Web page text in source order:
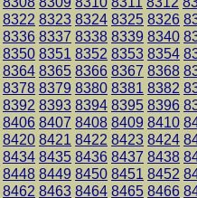
8322 8323 8324 8325 8326
8336 8337 8338 8339 8340
8350 8351 8352 8353 8354
8364 8365 8366 8367 8368
8378 8379 8380 8381 8382
8392 8393 8394 8395 8396
8406 8407 8408 8409 8410
8420 8421 8422 8423 8424
8434 8435 8436 8437 8438
8448 8449 8450 8451 8452
8462 8463 8464 8465 8466